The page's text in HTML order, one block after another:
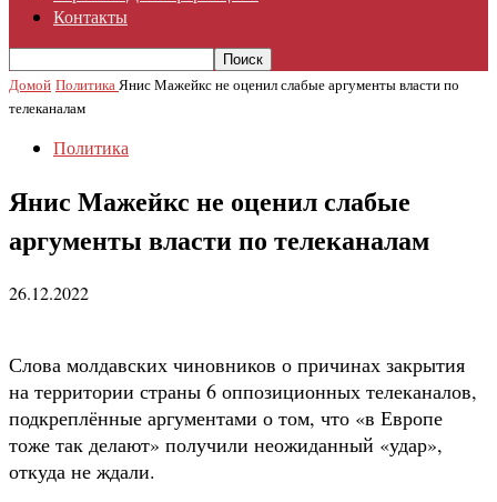
Контакты
Домой ПолитикаЯнис Мажейкс не оценил слабые аргументы власти по
телеканалам
Политика
Янис Мажейкс не оценил слабые
аргументы власти по телеканалам
26.12.2022
Слова молдавских чиновников о причинах закрытия
на территории страны 6 оппозиционных телеканалов,
подкреплённые аргументами о том, что «в Европе
тоже так делают» получили неожиданный «удар»,
откуда не ждали.